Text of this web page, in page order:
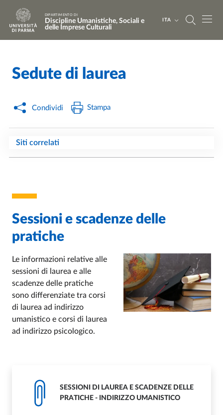
Salta al contenuto principale
Skip to footer
DIPARTIMENTO DI
Discipline Umanistiche, Sociali e
delle Imprese Culturali
ITA
Home /
Sedute di laurea
Condividi Stampa
Siti correlati
Sessioni e scadenze delle
pratiche
Le informazioni relative alle
sessioni di laurea e alle
scadenze delle pratiche
sono differenziate tra corsi
di laurea ad indirizzo
umanistico e corsi di laurea
ad indirizzo psicologico.
SESSIONI DI LAUREA E SCADENZE DELLE
PRATICHE - INDIRIZZO UMANISTICO